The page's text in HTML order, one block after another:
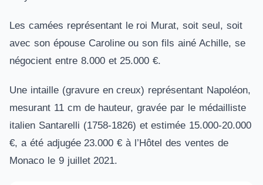
Les camées représentant le roi Murat, soit seul, soit
avec son épouse Caroline ou son fils ainé Achille, se
négocient entre 8.000 et 25.000 €.
Une intaille (gravure en creux) représentant Napoléon,
mesurant 11 cm de hauteur, gravée par le médailliste
italien Santarelli (1758-1826) et estimée 15.000-20.000
€, a été adjugée 23.000 € à l’Hôtel des ventes de
Monaco le 9 juillet 2021.